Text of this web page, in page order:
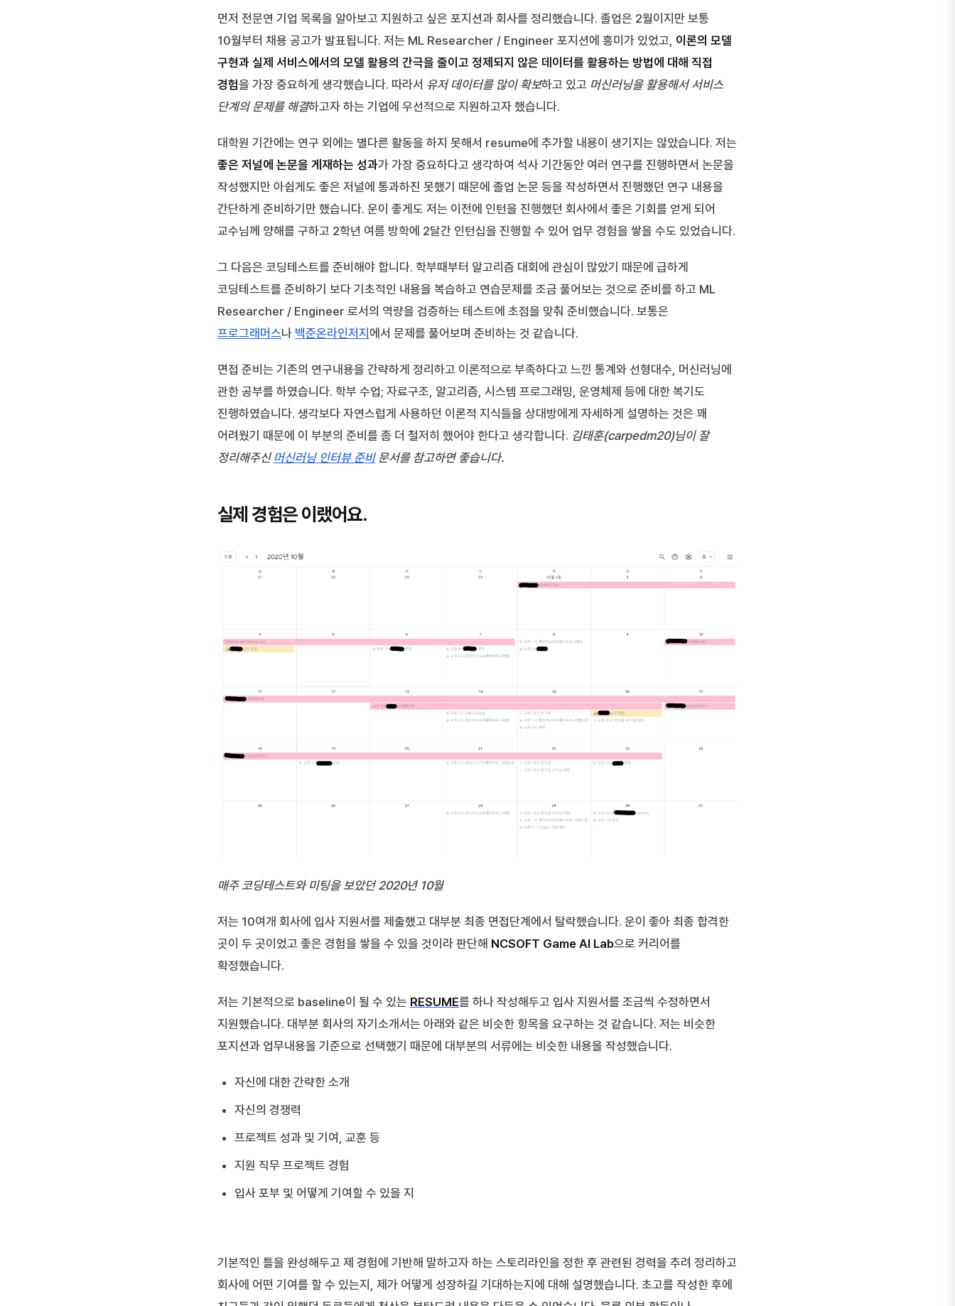
먼저 전문연 기업 목록을 알아보고 지원하고 싶은 포지션과 회사를 정리했습니다. 졸업은 2월이지만 보통
10월부터 채용 공고가 발표됩니다. 저는 ML Researcher / Engineer 포지션에 흥미가 있었고, 이론의 모델
구현과 실제 서비스에서의 모델 활용의 간극을 줄이고 정제되지 않은 데이터를 활용하는 방법에 대해 직접
경험을 가장 중요하게 생각했습니다. 따라서 유저 데이터를 많이 확보하고 있고 머신러닝을 활용해서 서비스
단계의 문제를 해결하고자 하는 기업에 우선적으로 지원하고자 했습니다.
대학원 기간에는 연구 외에는 별다른 활동을 하지 못해서 resume에 추가할 내용이 생기지는 않았습니다. 저는
좋은 저널에 논문을 게재하는 성과가 가장 중요하다고 생각하여 석사 기간동안 여러 연구를 진행하면서 논문을
작성했지만 아쉽게도 좋은 저널에 통과하진 못했기 때문에 졸업 논문 등을 작성하면서 진행했던 연구 내용을
간단하게 준비하기만 했습니다. 운이 좋게도 저는 이전에 인턴을 진행했던 회사에서 좋은 기회를 얻게 되어
교수님께 양해를 구하고 2학년 여름 방학에 2달간 인턴십을 진행할 수 있어 업무 경험을 쌓을 수도 있었습니다.
그 다음은 코딩테스트를 준비해야 합니다. 학부때부터 알고리즘 대회에 관심이 많았기 때문에 급하게
코딩테스트를 준비하기 보다 기초적인 내용을 복습하고 연습문제를 조금 풀어보는 것으로 준비를 하고 ML
Researcher / Engineer 로서의 역량을 검증하는 테스트에 초점을 맞춰 준비했습니다. 보통은
프로그래머스나 백준온라인저지 에서 문제를 풀어보며 준비하는 것 같습니다.
면접 준비는 기존의 연구내용을 간략하게 정리하고 이론적으로 부족하다고 느낀 통계와 선형대수, 머신러닝에
관한 공부를 하였습니다. 학부 수업; 자료구조, 알고리즘, 시스템 프로그래밍, 운영체제 등에 대한 복기도
진행하였습니다. 생각보다 자연스럽게 사용하던 이론적 지식들을 상대방에게 자세하게 설명하는 것은 꽤
어려웠기 때문에 이 부분의 준비를 좀 더 철저히 했어야 한다고 생각합니다. 김태훈(carpedm20)님이 잘
정리해주신 머신러닝 인터뷰 준비문서를 참고하면 좋습니다.
실제 경험은 이랬어요.
매주 코딩테스트와 미팅을 보았던 2020년 10월
저는 10여개 회사에 입사 지원서를 제출했고 대부분 최종 면접단계에서 탈락했습니다. 운이 좋아 최종 합격한
곳이 두 곳이었고 좋은 경험을 쌓을 수 있을 것이라 판단해 NCSOFT Game AI Lab으로 커리어를
확정했습니다.
저는 기본적으로 baseline이 될 수 있는 RESUME를 하나 작성해두고 입사 지원서를 조금씩 수정하면서
지원했습니다. 대부분 회사의 자기소개서는 아래와 같은 비슷한 항목을 요구하는 것 같습니다. 저는 비슷한
포지션과 업무내용을 기준으로 선택했기 때문에 대부분의 서류에는 비슷한 내용을 작성했습니다.
자신에 대한 간략한 소개
자신의 경쟁력
프로젝트 성과 및 기여, 교훈 등
지원 직무 프로젝트 경험
입사 포부 및 어떻게 기여할 수 있을 지
기본적인 틀을 완성해두고 제 경험에 기반해 말하고자 하는 스토리라인을 정한 후 관련된 경력을 추려 정리하고
회사에 어떤 기여를 할 수 있는지, 제가 어떻게 성장하길 기대하는지에 대해 설명했습니다. 초고를 작성한 후에